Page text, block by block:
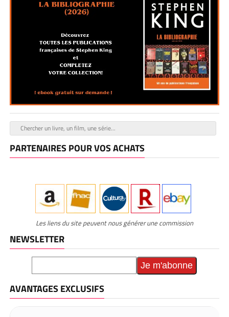
PARTENAIRES POUR VOS ACHATS
Les liens du site peuvent nous générer une commission
NEWSLETTER
AVANTAGES EXCLUSIFS